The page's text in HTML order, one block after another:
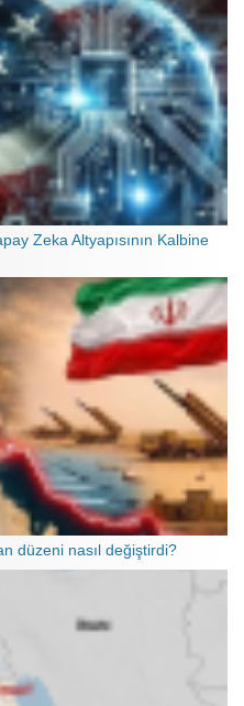
Zeka Altyapısının Kalbine
düzeni nasıl değiştirdi?